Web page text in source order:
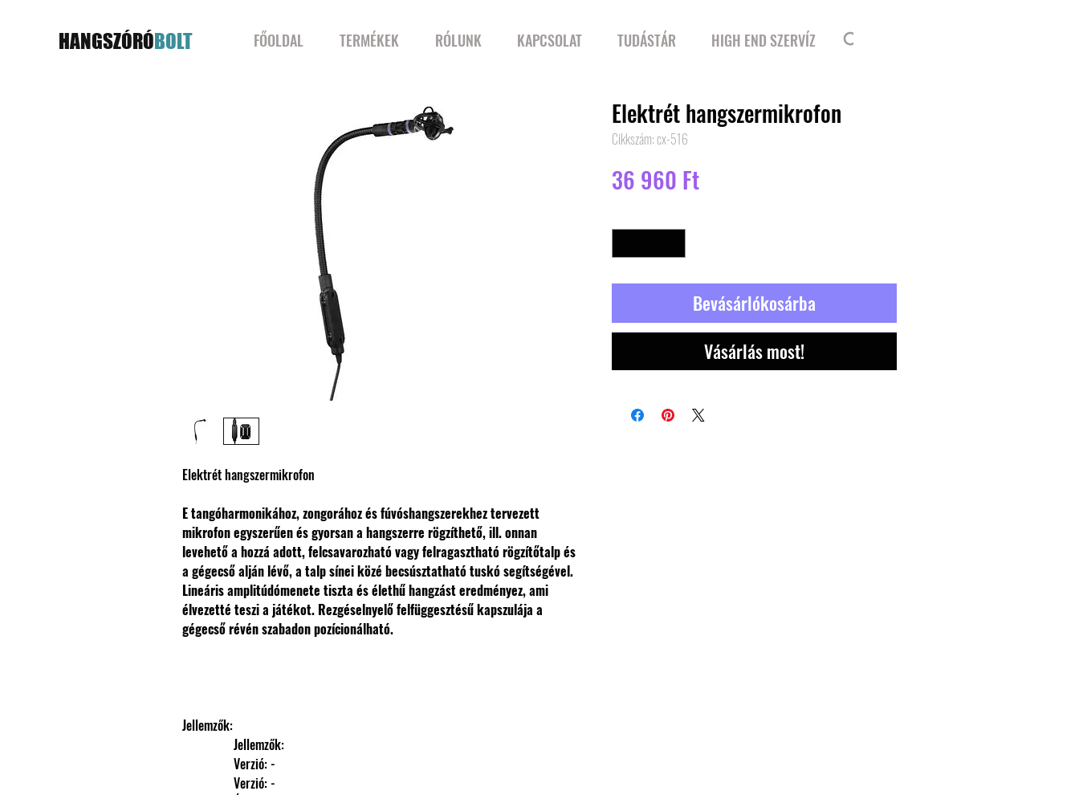
HANGSZÓRÓBOLT FŐOLDAL TERMÉKEK RÓLUNK KAPCSOLAT TUDÁSTÁR HIGH END SZERVÍZ
Elektrét hangszermikrofon
E tangóharmonikához, zongorához és fúvóshangszerekhez tervezett
mikrofon egyszerűen és gyorsan a hangszerre rögzíthető, ill. onnan
levehető a hozzá adott, felcsavarozható vagy felragasztható rögzítőtalp és
a gégecső alján lévő, a talp sínei közé becsúsztatható tuskó segítségével.
Lineáris amplitúdómenete tiszta és élethű hangzást eredményez, ami
élvezetté teszi a játékot. Rezgéselnyelő felfüggesztésű kapszulája a
gégecső révén szabadon pozícionálható.
Jellemzők:
                Jellemzők:
                Verzió: -
                Verzió: -
Elektrét hangszermikrofon
Cikkszám: cx-516
36 960 FtÁr
Bevásárlókosárba
Vásárlás most!